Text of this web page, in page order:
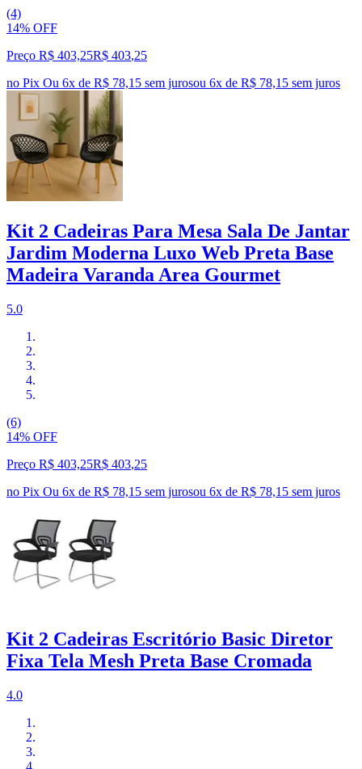
(4)
14% OFF
Preço R$ 403,25R$ 403,25
no Pix Ou 6x de R$ 78,15 sem jurosou 6x de R$ 78,15 sem juros
Kit 2 Cadeiras Para Mesa Sala De Jantar
Jardim Moderna Luxo Web Preta Base
Madeira Varanda Area Gourmet
5.0
(6)
14% OFF
Preço R$ 403,25R$ 403,25
no Pix Ou 6x de R$ 78,15 sem jurosou 6x de R$ 78,15 sem juros
Kit 2 Cadeiras Escritório Basic Diretor
Fixa Tela Mesh Preta Base Cromada
4.0